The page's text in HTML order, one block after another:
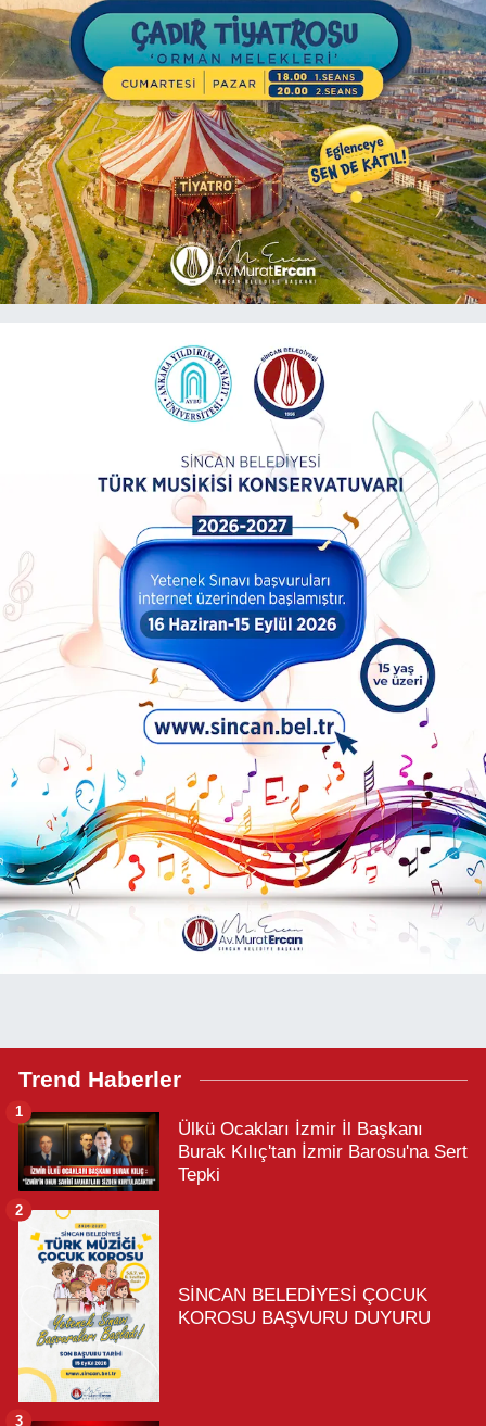
Trend Haberler
Ülkü Ocakları İzmir İl Başkanı
Burak Kılıç'tan İzmir Barosu'na Sert
Tepki
1
SİNCAN BELEDİYESİ ÇOCUK
KOROSU BAŞVURU DUYURU
2
3